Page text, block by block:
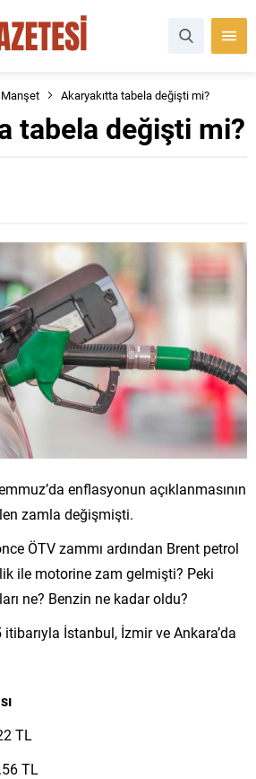
Manşet Akaryakıtta tabela değişti mi?
tabela değişti mi?
enflasyonun açıklanmasının
zamla değişmişti.
ÖTV zammı ardından Brent petrol
ile motorine zam gelmişti? Peki
ne? Benzin ne kadar oldu?
İstanbul, İzmir ve Ankara’da
TL
TL